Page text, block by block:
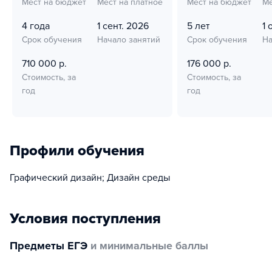
Мест на бюджет Мест на платное
4 года
Срок обучения
1 сент. 2026
Начало занятий
710 000 р.
Стоимость, за
год
Мест на бюджет
5 лет
Срок обучения
1
176 000 р.
Стоимость, за
год
Профили обучения
Графический дизайн; Дизайн среды
Условия поступления
Предметы ЕГЭ и минимальные баллы